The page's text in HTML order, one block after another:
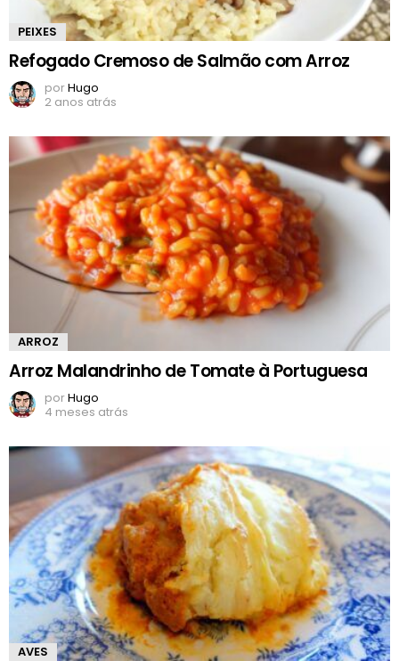
PEIXES
Refogado Cremoso de Salmão com Arroz
porHugo
2 anos atrás
ARROZ
Arroz Malandrinho de Tomate à Portuguesa
porHugo
4 meses atrás
AVES